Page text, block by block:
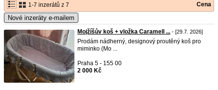
1-7 inzerátů z 7 Cena
Nové inzeráty e-mailem
Mojžíšův koš + vložka Caramell ... - [29.7. 2026]
Prodám nádherný, designový proutěný koš pro
miminko (Mo ...
Praha 5 - 155 00
2 000 Kč